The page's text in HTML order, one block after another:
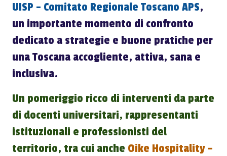
UISP – Comitato Regionale Toscano APS,
un importante momento di confronto
dedicato a strategie e buone pratiche per
una Toscana accogliente, attiva, sana e
inclusiva.
Un pomeriggio ricco di interventi da parte
di docenti universitari, rappresentanti
istituzionali e professionisti del
territorio, tra cui anche Oike Hospitality –